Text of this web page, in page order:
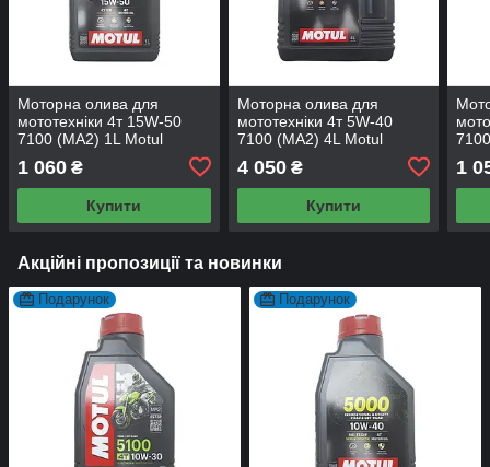
Моторна олива для
мототехніки 4т 15W-50
7100 (MA2) 1L Motul
1 060 ₴
Купити
Моторна олива для
мототехніки 4т 5W-40
7100 (MA2) 4L Motul
4 050₴
Купити
1
Акційні пропозиції та новинки
Подарунок Подарунок